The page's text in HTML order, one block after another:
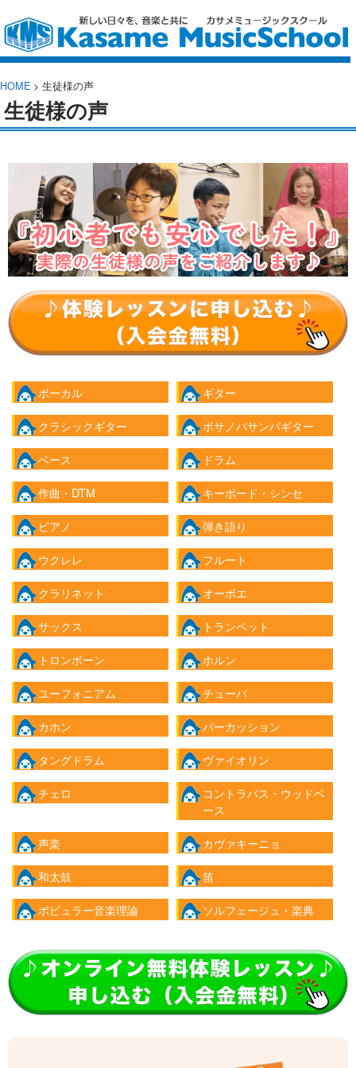
HOME > 生徒様の声
生徒様の声
ボーカル
ギター
クラシックギター
ボサノバサンバギター
ベース
ドラム
作曲・DTM
キーボード・シンセ
ピアノ
弾き語り
ウクレレ
フルート
クラリネット
オーボエ
サックス
トランペット
トロンボーン
ホルン
ユーフォニアム
チューバ
カホン
パーカッション
タングドラム
ヴァイオリン
チェロ
コントラバス・ウッドベ
ース
声楽
カヴァキーニョ
和太鼓
笛
ポピュラー音楽理論
ソルフェージュ・楽典